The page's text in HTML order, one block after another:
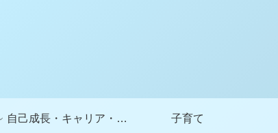
自己成長・キャリア・ライフプラン 子育て